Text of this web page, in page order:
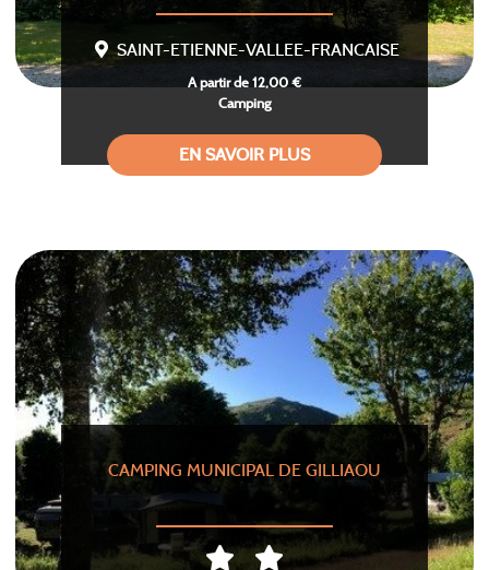
SAINT-ETIENNE-VALLEE-FRANCAISE
A partir de 12,00 €
Camping
EN SAVOIR PLUS
CAMPING MUNICIPAL DE GILLIAOU